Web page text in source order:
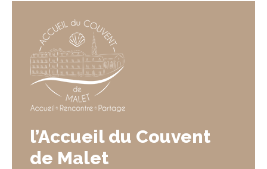
l’Accueil du Couvent
de Malet